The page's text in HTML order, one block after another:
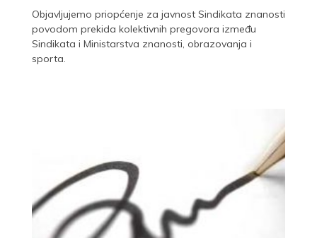
Objavljujemo priopćenje za javnost Sindikata znanosti
povodom prekida kolektivnih pregovora između
Sindikata i Ministarstva znanosti, obrazovanja i
sporta.